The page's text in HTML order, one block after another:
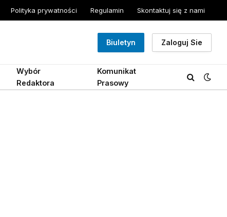
Polityka prywatności Regulamin Skontaktuj się z nami
Biuletyn Zaloguj Sie
Wybór
Redaktora
Komunikat
Prasowy